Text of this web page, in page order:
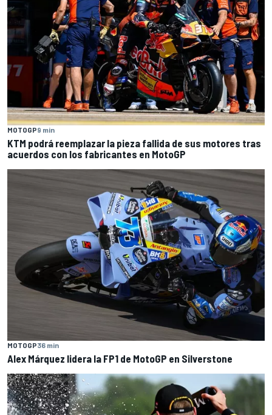
MOTOGP9 min
KTM podrá reemplazar la pieza fallida de sus motores tras
acuerdos con los fabricantes en MotoGP
MOTOGP36 min
Alex Márquez lidera la FP1 de MotoGP en Silverstone